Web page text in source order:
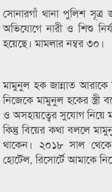
সোনারগাঁ থানা পুলিশ সূত্র
অভিযোগে নারী ও শিশু
হয়েছে। মামলার নম্বর ৩০।
মামুনুল হক জান্নাত আরাকে
নিজেকে মামুনুল হকের স্ত্রী
ও অসহায়ত্বের সুযোগ নিয়ে
কিন্তু বিয়ের কথা বললে
থাকেন। ২০১৮ সাল
হোটেল, রিসোর্টে আমাকে